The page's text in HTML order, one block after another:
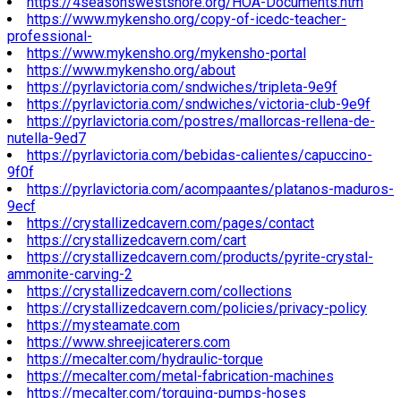
https://www.mykensho.org/copy-of-icedc-teacher-
professional-
https://www.mykensho.org/mykensho-portal
https://www.mykensho.org/about
https://pyrlavictoria.com/sndwiches/tripleta-9e9f
https://pyrlavictoria.com/sndwiches/victoria-club-9e9f
https://pyrlavictoria.com/postres/mallorcas-rellena-de-
nutella-9ed7
https://pyrlavictoria.com/bebidas-calientes/capuccino-
9f0f
https://pyrlavictoria.com/acompaantes/platanos-maduros-
9ecf
https://crystallizedcavern.com/pages/contact
https://crystallizedcavern.com/cart
https://crystallizedcavern.com/products/pyrite-crystal-
ammonite-carving-2
https://crystallizedcavern.com/collections
https://crystallizedcavern.com/policies/privacy-policy
https://mysteamate.com
https://www.shreejicaterers.com
https://mecalter.com/hydraulic-torque
https://mecalter.com/metal-fabrication-machines
https://mecalter.com/torquing-pumps-hoses